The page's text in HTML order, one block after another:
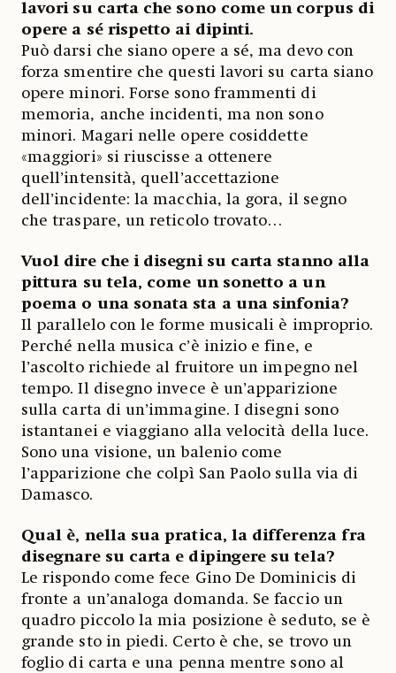
lavori su carta che sono come un corpus di
opere a sé rispetto ai dipinti.
Può darsi che siano opere a sé, ma devo con
forza smentire che questi lavori su carta siano
opere minori. Forse sono frammenti di
memoria, anche incidenti, ma non sono
minori. Magari nelle opere cosiddette
«maggiori» si riuscisse a ottenere
quell’intensità, quell’accettazione
dell’incidente: la macchia, la gora, il segno
che traspare, un reticolo trovato…
Vuol dire che i disegni su carta stanno alla
pittura su tela, come un sonetto a un
poema o una sonata sta a una sinfonia?
Il parallelo con le forme musicali è improprio.
Perché nella musica c’è inizio e fine, e
l’ascolto richiede al fruitore un impegno nel
tempo. Il disegno invece è un’apparizione
sulla carta di un’immagine. I disegni sono
istantanei e viaggiano alla velocità della luce.
Sono una visione, un balenio come
l’apparizione che colpì San Paolo sulla via di
Damasco.
Qual è, nella sua pratica, la differenza fra
disegnare su carta e dipingere su tela?
Le rispondo come fece Gino De Dominicis di
fronte a un’analoga domanda. Se faccio un
quadro piccolo la mia posizione è seduto, se è
grande sto in piedi. Certo è che, se trovo un
foglio di carta e una penna mentre sono al